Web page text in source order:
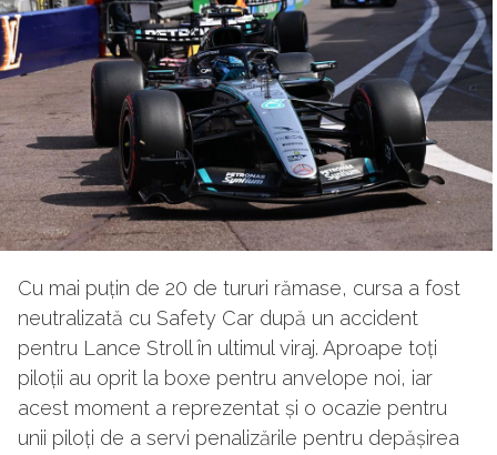
Cu mai puțin de 20 de tururi rămase, cursa a fost
neutralizată cu Safety Car după un accident
pentru Lance Stroll în ultimul viraj. Aproape toți
piloții au oprit la boxe pentru anvelope noi, iar
acest moment a reprezentat și o ocazie pentru
unii piloți de a servi penalizările pentru depășirea